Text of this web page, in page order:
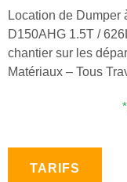
client
Location de Dumper
D150AHG 1.5T /
chantier sur les
Matériaux – Tous
TARIFS